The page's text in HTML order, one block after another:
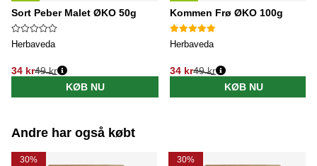
Sort Peber Malet ØKO 50g
Herbaveda
34 kr
Normalpris:
49 kr
KØB NU
Kommen Frø ØKO 100g
Herbaveda
34 kr
Normalpris:
49 kr
KØB NU
Andre har også købt
30% 30%